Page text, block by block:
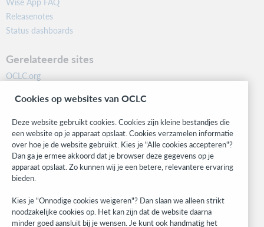
Releasenotes
Status dashboards
Gerelateerde sites
OCLC.org
Community
Research
WebJunction
Developer Network
Blijf op de hoogte
Ontvang de laatste informatie over onze producten, onderzoeken,
evenementen en nog veel meer.
Cookies op websites van OCLC
Deze website gebruikt cookies. Cookies zijn kleine bestandjes die
een website op je apparaat opslaat. Cookies verzamelen informatie
over hoe je de website gebruikt. Kies je "Alle cookies accepteren"?
Dan ga je ermee akkoord dat je browser deze gegevens op je
apparaat opslaat. Zo kunnen wij je een betere, relevantere ervaring
bieden.
Kies je "Onnodige cookies weigeren"? Dan slaan we alleen strikt
noodzakelijke cookies op. Het kan zijn dat de website daarna
minder goed aansluit bij je wensen. Je kunt ook handmatig het